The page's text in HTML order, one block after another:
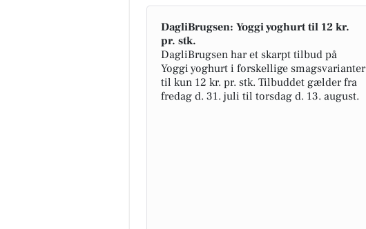
DagliBrugsen: Yoggi yoghurt til 12 kr.
pr. stk.
DagliBrugsen har et skarpt tilbud på
Yoggi yoghurt i forskellige smagsvarianter
til kun 12 kr. pr. stk. Tilbuddet gælder fra
fredag d. 31. juli til torsdag d. 13. august.